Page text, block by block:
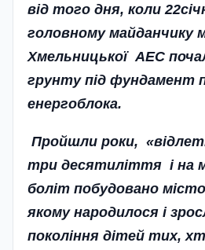
від того дня, коли
головному майданчику
Хмельницької АЕС
грунту під фундамент
енергоблока.
Пройшли роки,
три десятиліття і на
боліт побудовано
якому народилося і
покоління дітей тих,